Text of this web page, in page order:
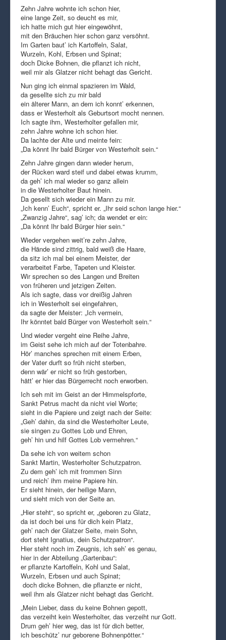
Zehn Jahre wohnte ich schon hier,
eine lange Zeit, so deucht es mir,
ich hatte mich gut hier eingewöhnt,
mit den Bräuchen hier schon ganz versöhnt.
Im Garten baut’ ich Kartoffeln, Salat,
Wurzeln, Kohl, Erbsen und Spinat;
doch Dicke Bohnen, die pflanzt ich nicht,
weil mir als Glatzer nicht behagt das Gericht.
Nun ging ich einmal spazieren im Wald,
da gesellte sich zu mir bald
ein älterer Mann, an dem ich konnt’ erkennen,
dass er Westerholt als Geburtsort mocht nennen.
Ich sagte ihm, Westerholter gefallen mir,
zehn Jahre wohne ich schon hier.
Da lachte der Alte und meinte fein:
„Da könnt Ihr bald Bürger von Westerholt sein.“
Zehn Jahre gingen dann wieder herum,
der Rücken ward steif und dabei etwas krumm,
da geh’ ich mal wieder so ganz allein
in die Westerholter Baut hinein.
Da gesellt sich wieder ein Mann zu mir.
„Ich kenn’ Euch“, spricht er. „Ihr seid schon lange hier.“
„Zwanzig Jahre“, sag’ ich; da wendet er ein:
„Da könnt Ihr bald Bürger hier sein.“
Wieder vergehen weit’re zehn Jahre,
die Hände sind zittrig, bald weiß die Haare,
da sitz ich mal bei einem Meister, der
verarbeitet Farbe, Tapeten und Kleister.
Wir sprechen so des Langen und Breiten
von früheren und jetzigen Zeiten.
Als ich sagte, dass vor dreißig Jahren
ich in Westerholt sei eingefahren,
da sagte der Meister: „Ich vermein,
Ihr könntet bald Bürger von Westerholt sein.“
Und wieder vergeht eine Reihe Jahre,
im Geist sehe ich mich auf der Totenbahre.
Hör’ manches sprechen mit einem Erben,
der Vater durft so früh nicht sterben,
denn wär’ er nicht so früh gestorben,
hätt’ er hier das Bürgerrecht noch erworben.
Ich seh mit im Geist an der Himmelspforte,
Sankt Petrus macht da nicht viel Worte;
sieht in die Papiere und zeigt nach der Seite:
„Geh’ dahin, da sind die Westerholter Leute,
sie singen zu Gottes Lob und Ehren,
geh’ hin und hilf Gottes Lob vermehren.“
Da sehe ich von weitem schon
Sankt Martin, Westerholter Schutzpatron.
Zu dem geh’ ich mit frommen Sinn
und reich’ ihm meine Papiere hin.
Er sieht hinein, der heilige Mann,
und sieht mich von der Seite an.
„Hier steht“, so spricht er, „geboren zu Glatz,
da ist doch bei uns für dich kein Platz,
geh’ nach der Glatzer Seite, mein Sohn,
dort steht Ignatius, dein Schutzpatron“.
Hier steht noch im Zeugnis, ich seh’ es genau,
hier in der Abteilung „Gartenbau“:
er pflanzte Kartoffeln, Kohl und Salat,
Wurzeln, Erbsen und auch Spinat;
doch dicke Bohnen, die pflanzte er nicht,
weil ihm als Glatzer nicht behagt das Gericht.
„Mein Lieber, dass du keine Bohnen gepott,
das verzeiht kein Westerholter, das verzeiht nur Gott.
Drum geh’ hier weg, das ist für dich better,
ich beschütz’ nur geborene Bohnenpötter.“